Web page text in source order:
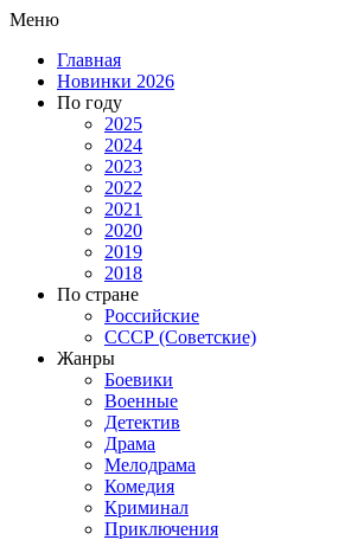
Меню
Главная
Новинки 2026
По году
2025
2024
2023
2022
2021
2020
2019
2018
По стране
Российские
СССР (Советские)
Жанры
Боевики
Военные
Детектив
Драма
Мелодрама
Комедия
Криминал
Приключения